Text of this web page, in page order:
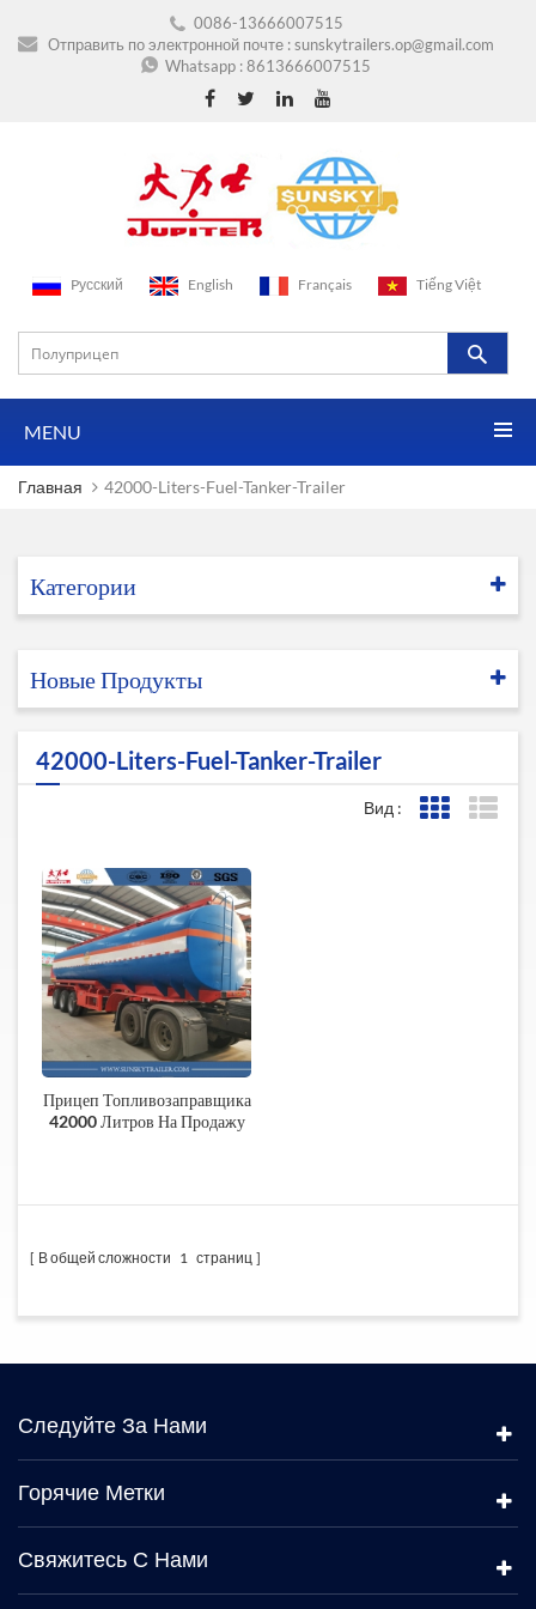
0086-13666007515
Отправить по электронной почте :sunskytrailers.op@gmail.com
Whatsapp :8613666007515
Pусский English Français Tiếng Việt
MENU
Главная 42000-Liters-Fuel-Tanker-Trailer
Категории
Новые Продукты
42000-Liters-Fuel-Tanker-Trailer
Вид :
Прицеп Топливозаправщика
42000 Литров На Продажу
В общей сложности 1 страниц
Следуйте За Нами
Горячие Метки
Свяжитесь С Нами